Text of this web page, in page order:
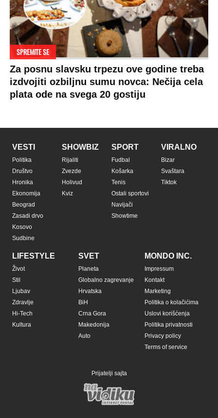
SPREMITE SE
Za posnu slavsku trpezu ove godine treba
izdvojiti ozbiljnu sumu novca: Nečija cela
plata ode na svega 20 gostiju
VESTI
Politika
Društvo
Hronika
Ekonomija
Beograd
Zasadi drvo
Kosovo
Sudbine
SHOWBIZ
Rijaliti
Zvezde
Holivud
Kviz
SPORT
Fudbal
Košarka
Tenis
Ostali sportovi
Navijači
Showtime
VIRALNO
Bizar
Svaštara
Tiktok
LIFESTYLE
Život
Stil
Ljubav
Zdravlje
Hi-Tech
Kultura
SVET
Planeta
Globalno zagrevanje
Hrvatska
BiH
Crna Gora
Makedonija
Auto
MONDO INC.
Impressum
Kontakt
Marketing
Politika o kolačićima
Uslovi korišćenja
Politika privatnosti
Privacy policy
Terms of service
Prijatelji sajta